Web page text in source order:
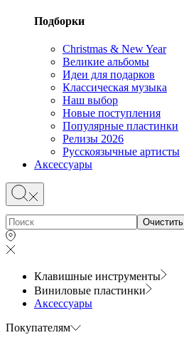
Подборки
Christmas & New Year
Великие альбомы
Идеи для подарков
Классическая музыка
Наш выбор
Новые поступления
Популярные пластинки
Релизы 2026
Русскоязычные артисты
Аксессуары
Очистить
Клавишные инструменты
Виниловые пластинки
Аксессуары
Покупателям